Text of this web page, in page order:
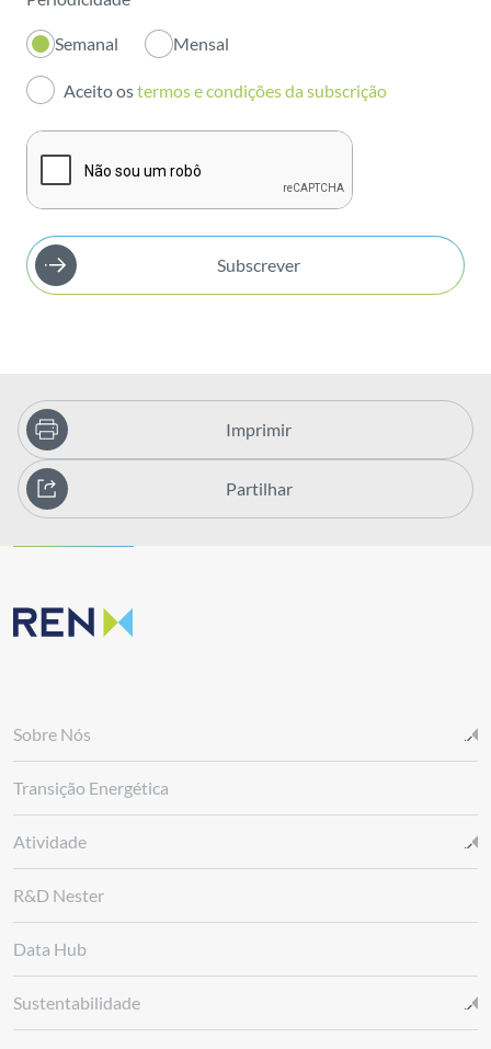
Inovação
Investidores
Publicações
Semanal Mensal
Aceito ostermos e condições da subscrição
Subscrever
Imprimir
Partilhar
Sobre Nós
Transição Energética
Atividade
R&D Nester
Data Hub
Sustentabilidade